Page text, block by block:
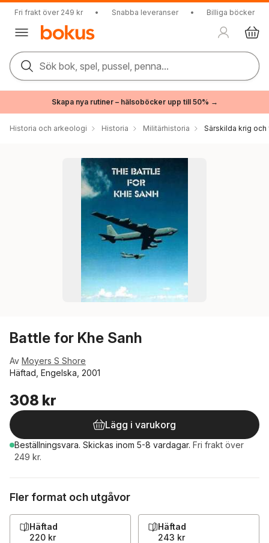
Fri frakt över 249 kr • Snabba leveranser • Billiga böcker
Sök bok, spel, pussel, penna...
Skapa nya rutiner – hälsoböcker upp till 50% →
Historia och arkeologi Historia Militärhistoria Särskilda krig
Battle for Khe Sanh
Av Moyers S Shore
Häftad, Engelska, 2001
308 kr
Lägg i varukorg
Beställningsvara. Skickas inom 5-8 vardagar. Fri frakt över
249 kr.
Fler format och utgåvor
Häftad
220 kr
Häftad
243 kr